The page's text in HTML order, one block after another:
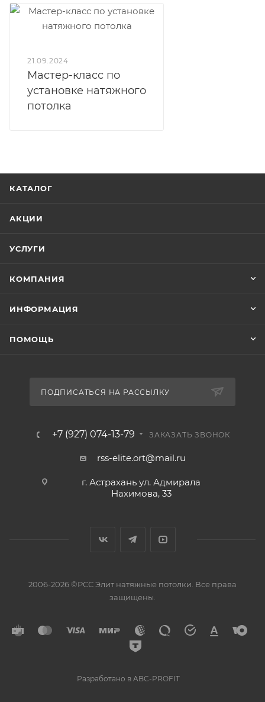
21.09.2024
Мастер-класс по
установке натяжного
потолка
КАТАЛОГ
АКЦИИ
УСЛУГИ
КОМПАНИЯ
ИНФОРМАЦИЯ
ПОМОЩЬ
ПОДПИСАТЬСЯ НА РАССЫЛКУ
+7 (927) 074-13-79 ЗАКАЗАТЬ ЗВОНОК
rss-elite.ort@mail.ru
г. Астрахань ул. Адмирала
Нахимова, 33
2006-2026 ©РСС Элит натяжные потолки. Все права
защищены.
Разработано в ABC-PROFIT